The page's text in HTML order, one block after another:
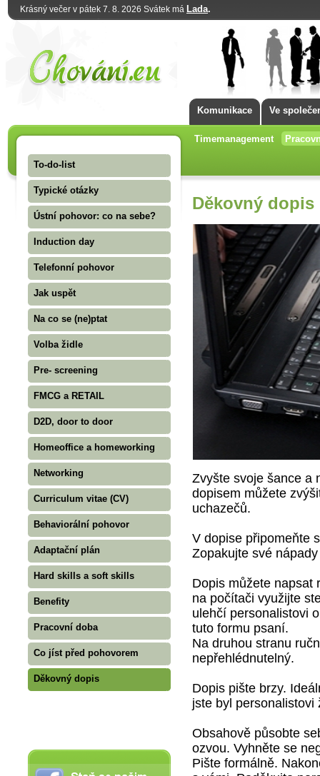
Krásný večer v pátek 7. 8. 2026 Svátek má Lada.
Komunikace Ve
Timemanagement
To-do-list
Typické otázky
Ústní pohovor: co na sebe?
Induction day
Telefonní pohovor
Jak uspět
Na co se (ne)ptat
Volba židle
Pre- screening
FMCG a RETAIL
D2D, door to door
Homeoffice a homeworking
Networking
Curriculum vitae (CV)
Behaviorální pohovor
Adaptační plán
Hard skills a soft skills
Benefity
Pracovní doba
Co jíst před pohovorem
Děkovný dopis
Děkovný dopis
Zvyšte svoje šance a
dopisem můžete
uchazečů.
V dopise připomeňte
Zopakujte své
Dopis můžete napsat
na počítači využijte
ulehčí personalistovi
tuto formu psaní.
Na druhou stranu
nepřehlédnutelný.
Dopis pište brzy.
jste byl personalistovi
Obsahově působte
ozvou. Vyhněte se
Pište formálně.